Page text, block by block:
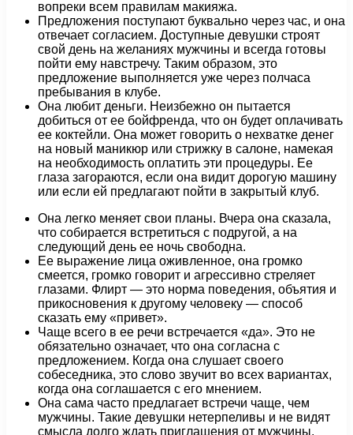
вопреки всем правилам макияжа.
Предложения поступают буквально через час, и она
отвечает согласием. Доступные девушки строят
свой день на желаниях мужчины и всегда готовы
пойти ему навстречу. Таким образом, это
предложение выполняется уже через полчаса
пребывания в клубе.
Она любит деньги. Неизбежно он пытается
добиться от ее бойфренда, что он будет оплачивать
ее коктейли. Она может говорить о нехватке денег
на новый маникюр или стрижку в салоне, намекая
на необходимость оплатить эти процедуры. Ее
глаза загораются, если она видит дорогую машину
или если ей предлагают пойти в закрытый клуб.
Она легко меняет свои планы. Вчера она сказала,
что собирается встретиться с подругой, а на
следующий день ее ночь свободна.
Ее выражение лица оживленное, она громко
смеется, громко говорит и агрессивно стреляет
глазами. Флирт — это норма поведения, объятия и
прикосновения к другому человеку — способ
сказать ему «привет».
Чаще всего в ее речи встречается «да». Это не
обязательно означает, что она согласна с
предложением. Когда она слушает своего
собеседника, это слово звучит во всех вариантах,
когда она соглашается с его мнением.
Она сама часто предлагает встречи чаще, чем
мужчины. Такие девушки нетерпеливы и не видят
смысла долго ждать приглашения от мужчины.